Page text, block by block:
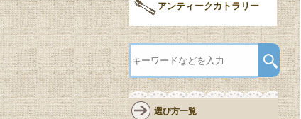
アンティークカトラリー
選び方一覧